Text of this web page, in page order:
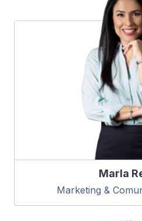
Marla
Marketing &